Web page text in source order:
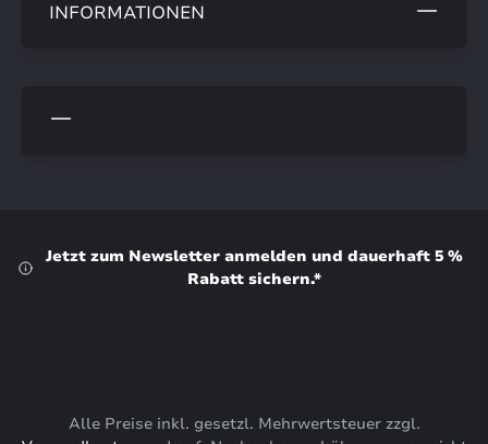
INFORMATIONEN
Jetzt zum Newsletter anmelden und dauerhaft 5 %
Rabatt sichern.*
Alle Preise inkl. gesetzl. Mehrwertsteuer zzgl.